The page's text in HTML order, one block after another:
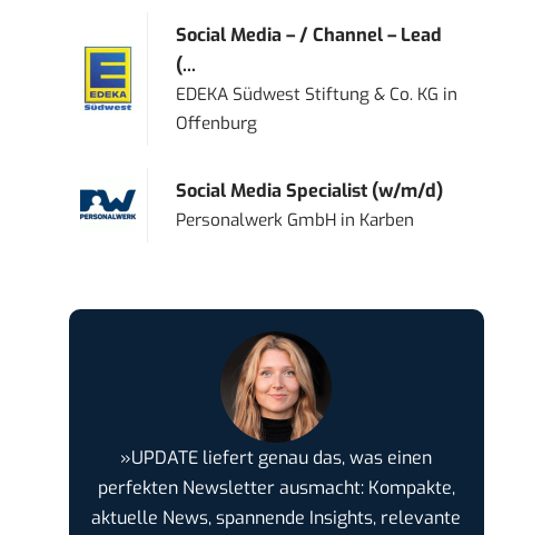
Social Media – / Channel – Lead
(...
EDEKA Südwest Stiftung & Co. KG in
Offenburg
Social Media Specialist (w/m/d)
Personalwerk GmbH in Karben
»UPDATE liefert genau das, was einen
perfekten Newsletter ausmacht: Kompakte,
aktuelle News, spannende Insights, relevante